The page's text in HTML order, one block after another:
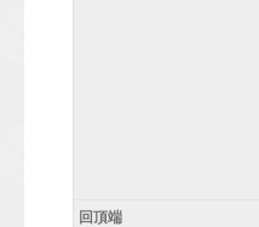
回頂端